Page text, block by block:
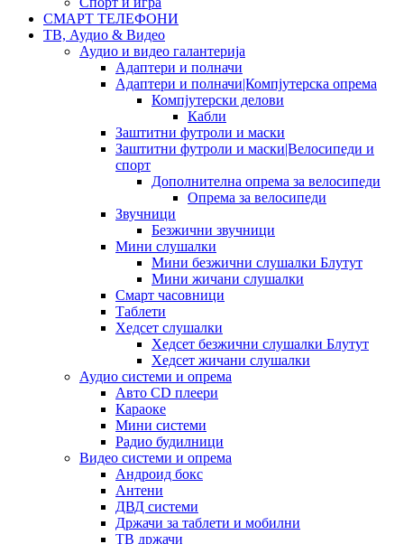
СМАРТ ТЕЛЕФОНИ
ТВ, Аудио & Видео
Аудио и видео галантерија
Адаптери и полначи
Адаптери и полначи|Компјутерска опрема
Компјутерски делови
Кабли
Заштитни футроли и маски
Заштитни футроли и маски|Велосипеди и
спорт
Дополнителна опрема за велосипеди
Опрема за велосипеди
Звучници
Безжични звучници
Мини слушалки
Мини безжични слушалки Блутут
Мини жичани слушалки
Смарт часовници
Таблети
Хедсет слушалки
Хедсет безжични слушалки Блутут
Хедсет жичани слушалки
Аудио системи и опрема
Авто CD плеери
Караоке
Мини системи
Радио будилници
Видео системи и опрема
Андроид бокс
Антени
ДВД системи
Држачи за таблети и мобилни
ТВ држачи